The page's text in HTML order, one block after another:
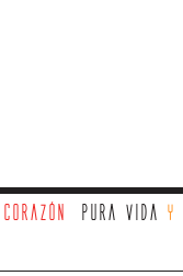
Pura vida y